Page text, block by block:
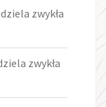
zwykła
zwykła